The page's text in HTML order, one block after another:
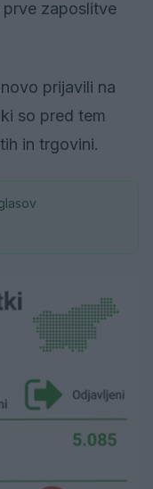
zaposlitve
prijavili na
so pred tem
in trgovini.